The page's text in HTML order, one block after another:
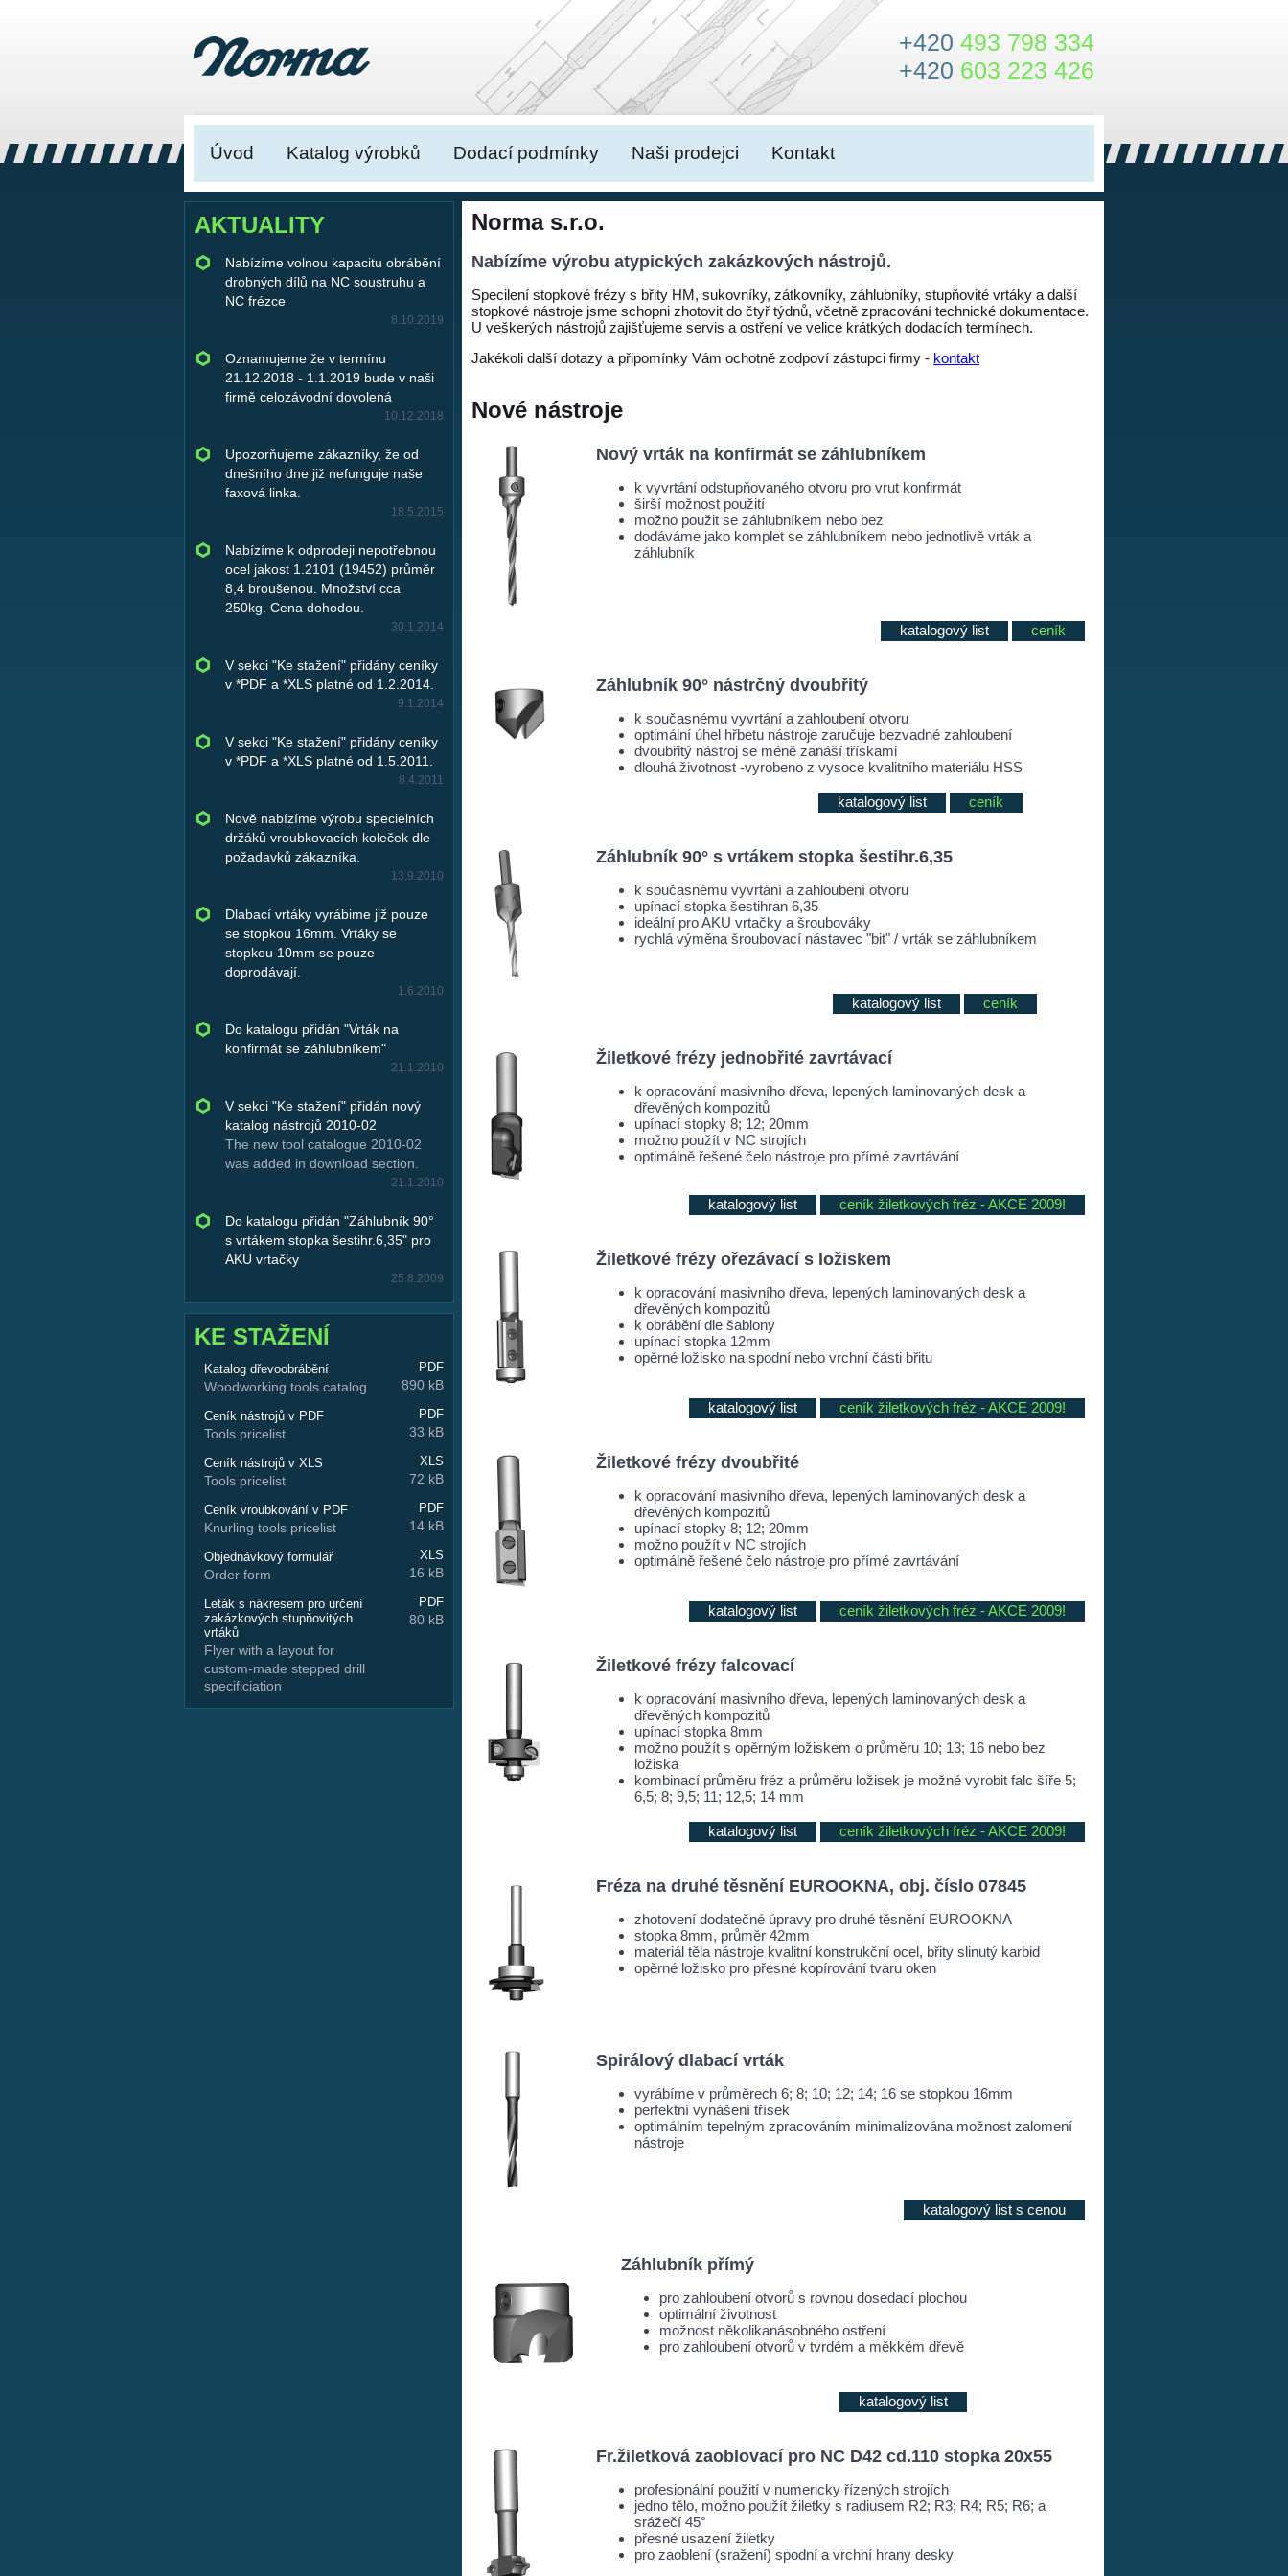
+420 493 798 334
+420 603 223 426
Úvod Katalog výrobků Dodací podmínky Naši prodejci Kontakt
AKTUALITY
Nabízíme volnou kapacitu obrábění
drobných dílů na NC soustruhu a
NC frézce
8.10.2019
Oznamujeme že v termínu
21.12.2018 - 1.1.2019 bude v naši
firmě celozávodní dovolená
10.12.2018
Upozorňujeme zákazníky, že od
dnešního dne již nefunguje naše
faxová linka.
18.5.2015
Nabízíme k odprodeji nepotřebnou
ocel jakost 1.2101 (19452) průměr
8,4 broušenou. Množství cca
250kg. Cena dohodou.
30.1.2014
V sekci "Ke stažení" přidány ceníky
v *PDF a *XLS platné od 1.2.2014.
9.1.2014
V sekci "Ke stažení" přidány ceníky
v *PDF a *XLS platné od 1.5.2011.
8.4.2011
Nově nabízíme výrobu specielních
držáků vroubkovacích koleček dle
požadavků zákazníka.
13.9.2010
Dlabací vrtáky vyrábime již pouze
se stopkou 16mm. Vrtáky se
stopkou 10mm se pouze
doprodávají.
1.6.2010
Do katalogu přidán "Vrták na
konfirmát se záhlubníkem"
21.1.2010
V sekci "Ke stažení" přidán nový
katalog nástrojů 2010-02
The new tool catalogue 2010-02
was added in download section.
21.1.2010
Do katalogu přidán "Záhlubník 90°
s vrtákem stopka šestihr.6,35" pro
AKU vrtačky
25.8.2009
KE STAŽENÍ
Katalog dřevoobrábění
Woodworking tools catalog
PDF
890 kB
Ceník nástrojů v PDF
Tools pricelist
PDF
33 kB
Ceník nástrojů v XLS
Tools pricelist
XLS
72 kB
Ceník vroubkování v PDF
Knurling tools pricelist
PDF
14 kB
Objednávkový formulář
Order form
XLS
16 kB
Leták s nákresem pro určení
zakázkových stupňovitých
vrtáků
Flyer with a layout for
custom-made stepped drill
specificiation
PDF
80 kB
Norma s.r.o.
Nabízíme výrobu atypických zakázkových nástrojů.
Specilení stopkové frézy s břity HM, sukovníky, zátkovníky, záhlubníky, stupňovité vrtáky a další
stopkové nástroje jsme schopni zhotovit do čtyř týdnů, včetně zpracování technické dokumentace.
U veškerých nástrojů zajišťujeme servis a ostření ve velice krátkých dodacích termínech.
Jakékoli další dotazy a připomínky Vám ochotně zodpoví zástupci firmy - kontakt
Nové nástroje
Nový vrták na konfirmát se záhlubníkem
k vyvrtání odstupňovaného otvoru pro vrut konfirmát
širší možnost použití
možno použit se záhlubníkem nebo bez
dodáváme jako komplet se záhlubníkem nebo jednotlivě vrták a
záhlubník
katalogový list ceník
Záhlubník 90° nástrčný dvoubřitý
k současnému vyvrtání a zahloubení otvoru
optimální úhel hřbetu nástroje zaručuje bezvadné zahloubení
dvoubřitý nástroj se méně zanáší třískami
dlouhá životnost -vyrobeno z vysoce kvalitního materiálu HSS
katalogový list ceník
Záhlubník 90° s vrtákem stopka šestihr.6,35
k současnému vyvrtání a zahloubení otvoru
upínací stopka šestihran 6,35
ideální pro AKU vrtačky a šroubováky
rychlá výměna šroubovací nástavec "bit" / vrták se záhlubníkem
katalogový list ceník
Žiletkové frézy jednobřité zavrtávací
k opracování masivního dřeva, lepených laminovaných desk a
dřevěných kompozitů
upínací stopky 8; 12; 20mm
možno použít v NC strojích
optimálně řešené čelo nástroje pro přímé zavrtávání
katalogový list ceník žiletkových fréz - AKCE 2009!
Žiletkové frézy ořezávací s ložiskem
k opracování masivního dřeva, lepených laminovaných desk a
dřevěných kompozitů
k obrábění dle šablony
upínací stopka 12mm
opěrné ložisko na spodní nebo vrchní části břitu
katalogový list ceník žiletkových fréz - AKCE 2009!
Žiletkové frézy dvoubřité
k opracování masivního dřeva, lepených laminovaných desk a
dřevěných kompozitů
upínací stopky 8; 12; 20mm
možno použít v NC strojích
optimálně řešené čelo nástroje pro přímé zavrtávání
katalogový list ceník žiletkových fréz - AKCE 2009!
Žiletkové frézy falcovací
k opracování masivního dřeva, lepených laminovaných desk a
dřevěných kompozitů
upínací stopka 8mm
možno použít s opěrným ložiskem o průměru 10; 13; 16 nebo bez
ložiska
kombinací průměru fréz a průměru ložisek je možné vyrobit falc šíře 5;
6,5; 8; 9,5; 11; 12,5; 14 mm
katalogový list ceník žiletkových fréz - AKCE 2009!
Fréza na druhé těsnění EUROOKNA, obj. číslo 07845
zhotovení dodatečné úpravy pro druhé těsnění EUROOKNA
stopka 8mm, průměr 42mm
materiál těla nástroje kvalitní konstrukční ocel, břity slinutý karbid
opěrné ložisko pro přesné kopírování tvaru oken
Spirálový dlabací vrták
vyrábíme v průměrech 6; 8; 10; 12; 14; 16 se stopkou 16mm
perfektní vynášení třísek
optimálním tepelným zpracováním minimalizována možnost zalomení
nástroje
katalogový list s cenou
Záhlubník přímý
pro zahloubení otvorů s rovnou dosedací plochou
optimální životnost
možnost několikanásobného ostření
pro zahloubení otvorů v tvrdém a měkkém dřevě
katalogový list
Fr.žiletková zaoblovací pro NC D42 cd.110 stopka 20x55
profesionální použití v numericky řízených strojích
jedno tělo, možno použít žiletky s radiusem R2; R3; R4; R5; R6; a
srážečí 45°
přesné usazení žiletky
pro zaoblení (sražení) spodní a vrchní hrany desky